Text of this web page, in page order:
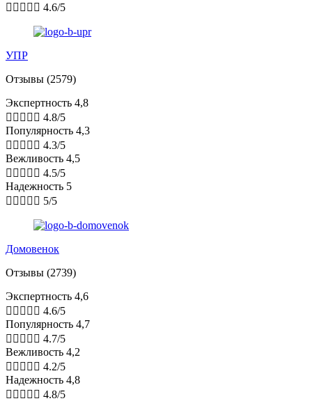
     4.6/5
УПР
Отзывы (2579)
Экспертность 4,8
     4.8/5
Популярность 4,3
     4.3/5
Вежливость 4,5
     4.5/5
Надежность 5
     5/5
Домовенок
Отзывы (2739)
Экспертность 4,6
     4.6/5
Популярность 4,7
     4.7/5
Вежливость 4,2
     4.2/5
Надежность 4,8
     4.8/5